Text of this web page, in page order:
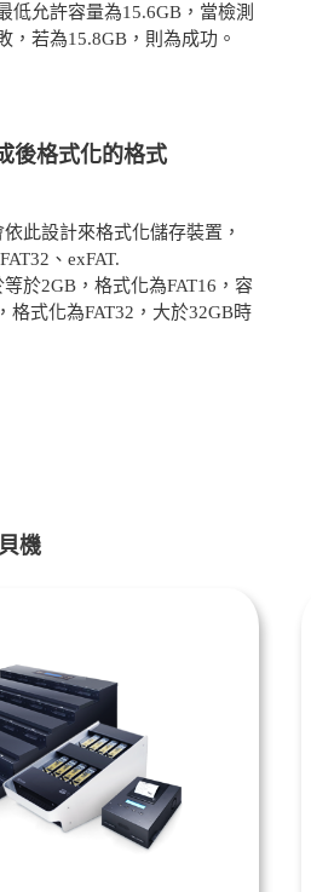
低允許容量為15.6GB，當檢測
，若為15.8GB，則為成功。
後格式化的格式
此設計來格式化儲存裝置，
、exFAT.
於2GB，格式化為FAT16，容
格式化為FAT32，大於32GB時
機